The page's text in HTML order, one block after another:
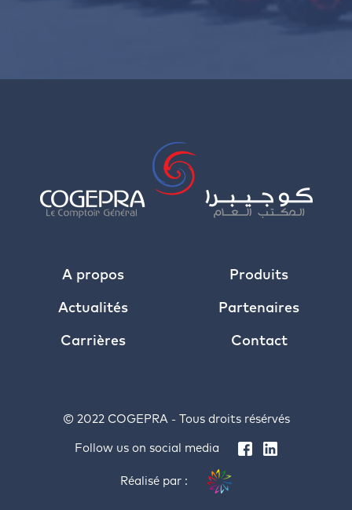
A propos Produits
Actualités Partenaires
Carrières Contact
© 2022 COGEPRA - Tous droits résérvés
Follow us on social media
Réalisé par :